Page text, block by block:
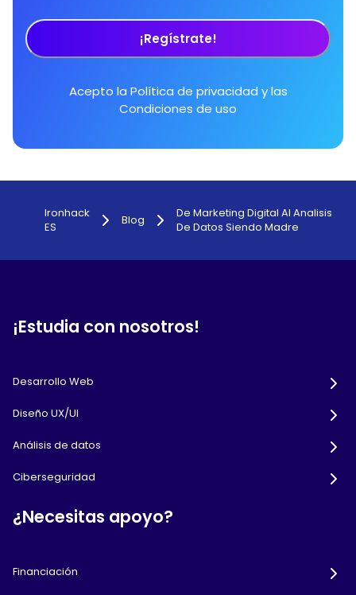
¡Regístrate!
Acepto la Política de privacidad y las
Condiciones de uso
Ironhack
ES
Blog
De Marketing Digital Al Analisis
De Datos Siendo Madre
¡Estudia con nosotros!
Desarrollo Web
Diseño UX/UI
Análisis de datos
Ciberseguridad
¿Necesitas apoyo?
Financiación